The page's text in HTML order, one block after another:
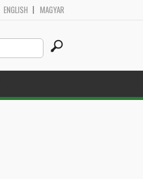
ENGLISH MAGYAR
Search
this
site